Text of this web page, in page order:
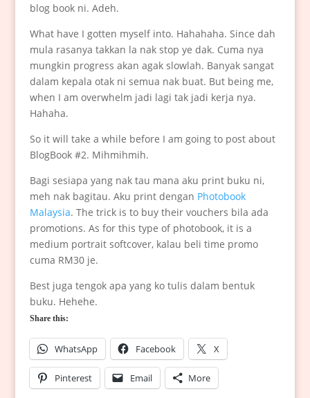
blog book ni. Adeh.
What have I gotten myself into. Hahahaha. Since dah
mula rasanya takkan la nak stop ye dak. Cuma nya
mungkin progress akan agak slowlah. Banyak sangat
dalam kepala otak ni semua nak buat. But being me,
when I am overwhelm jadi lagi tak jadi kerja nya.
Hahaha.
So it will take a while before I am going to post about
BlogBook #2. Mihmihmih.
Bagi sesiapa yang nak tau mana aku print buku ni,
meh nak bagitau. Aku print dengan Photobook
Malaysia. The trick is to buy their vouchers bila ada
promotions. As for this type of photobook, it is a
medium portrait softcover, kalau beli time promo
cuma RM30 je.
Best juga tengok apa yang ko tulis dalam bentuk
buku. Hehehe.
Share this:
WhatsApp Facebook X
Pinterest Email More